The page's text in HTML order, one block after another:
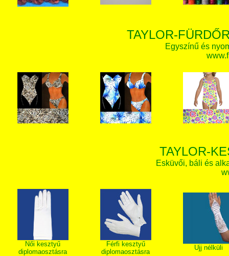
TAYLOR-
Egyszínű és
TAYLOR-
Esküvői, báli és
Női kesztyű
diplomaosztásra
Férfi kesztyű
diplomaosztásra
Ujj nélküli